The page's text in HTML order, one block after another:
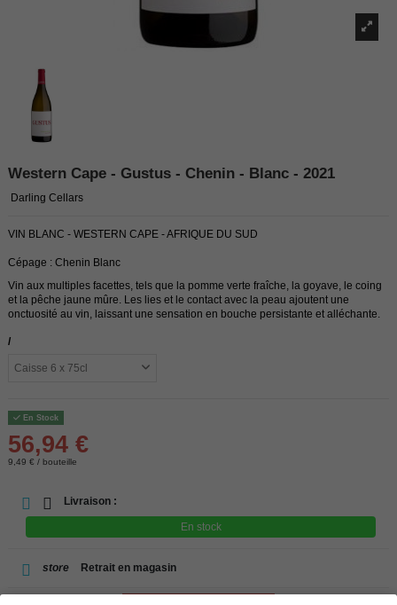
Western Cape - Gustus - Chenin - Blanc - 2021
Darling Cellars
VIN BLANC - WESTERN CAPE - AFRIQUE DU SUD
Cépage : Chenin Blanc
Vin aux multiples facettes, tels que la pomme verte fraîche, la goyave, le coing
et la pêche jaune mûre. Les lies et le contact avec la peau ajoutent une
onctuosité au vin, laissant une sensation en bouche persistante et alléchante.
/
En Stock
56,94 €
9,49 € / bouteille
Livraison :
En stock
store Retrait en magasin